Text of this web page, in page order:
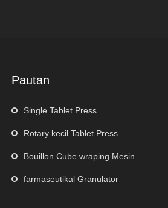
Pautan
Single Tablet Press
Rotary kecil Tablet Press
Bouillon Cube wraping Mesin
farmaseutikal Granulator